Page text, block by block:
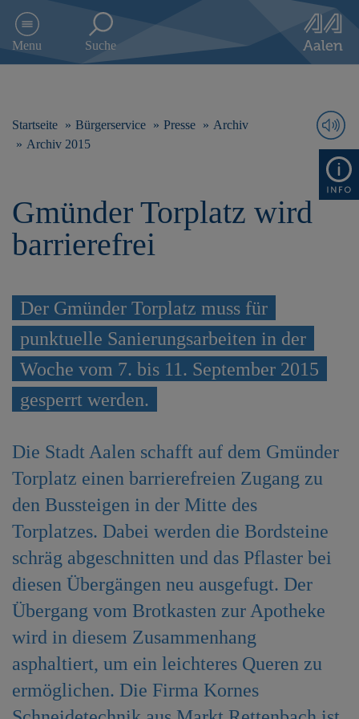
e
g
n
Menu Suche
Startseite Bürgerservice Presse
Archiv
Archiv 2015
Gmünder Torplatz wird
barrierefrei
Der Gmünder Torplatz muss für
punktuelle Sanierungsarbeiten in der
Woche vom 7. bis 11. September 2015
gesperrt werden.
Die Stadt Aalen schafft auf dem Gmünder
Torplatz einen barrierefreien Zugang zu
den Bussteigen in der Mitte des
Torplatzes. Dabei werden die Bordsteine
schräg abgeschnitten und das Pflaster bei
diesen Übergängen neu ausgefugt. Der
Übergang vom Brotkasten zur Apotheke
wird in diesem Zusammenhang
asphaltiert, um ein leichteres Queren zu
ermöglichen. Die Firma Kornes